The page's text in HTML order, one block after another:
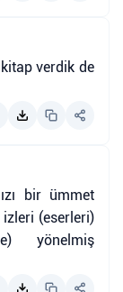
verdik de
bir ümmet
(eserleri)
yönelmiş